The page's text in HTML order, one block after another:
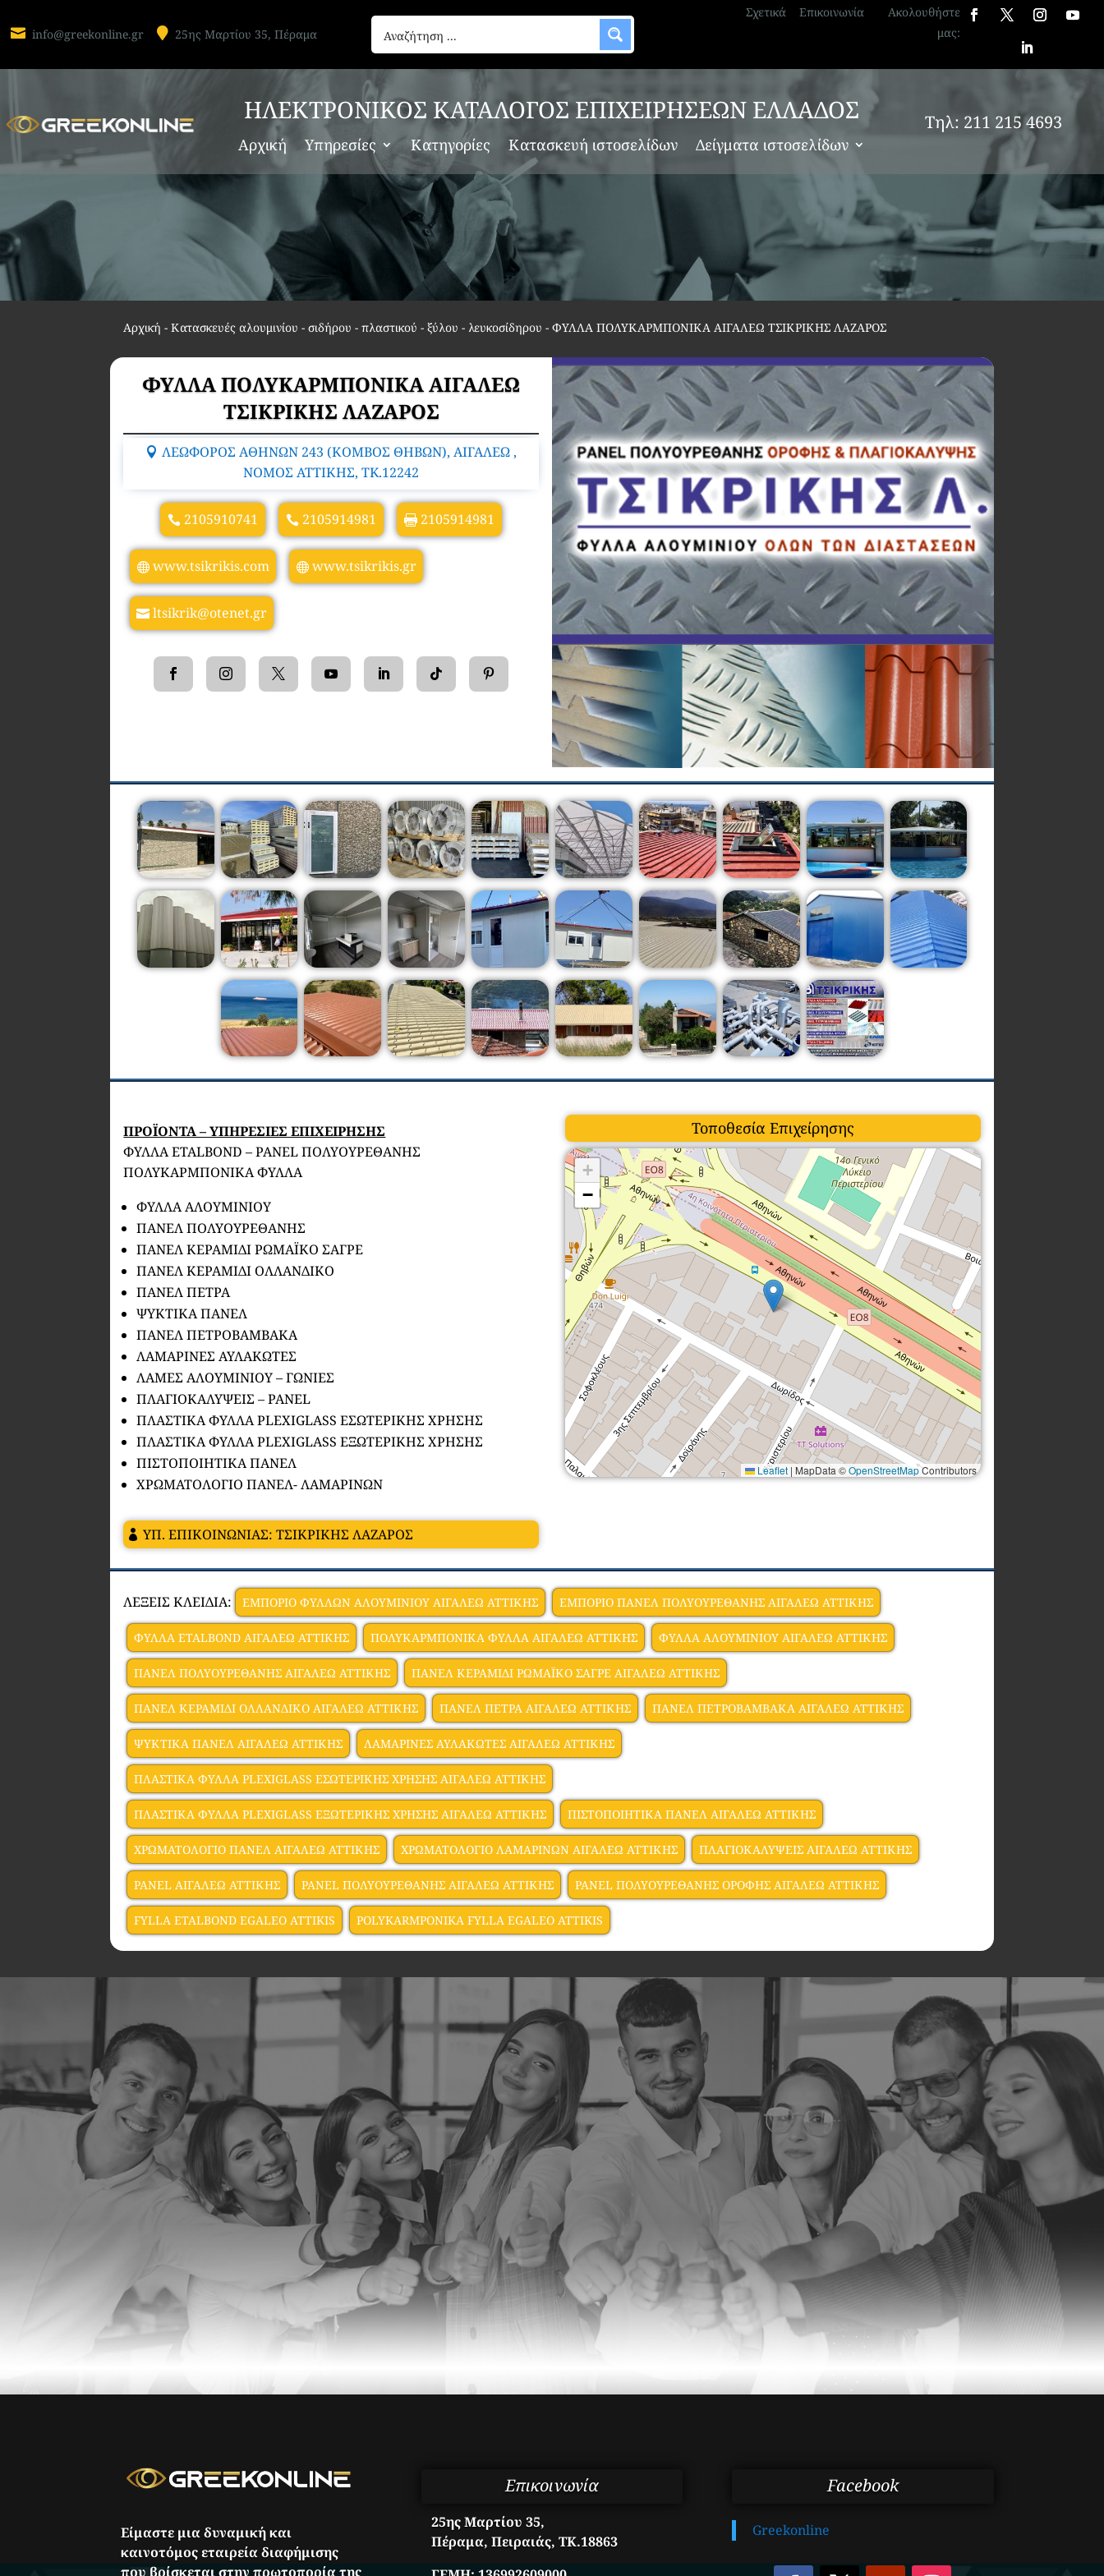
 info@greekonline.gr  25ης Μαρτίου 35, Πέραμα
Σχετικά Επικοινωνία
Ακολουθήστε
μας:
ΗΛΕΚΤΡΟΝΙΚΟΣ ΚΑΤΑΛΟΓΟΣ ΕΠΙΧΕΙΡΗΣΕΩΝ ΕΛΛΑΔΟΣ
Αρχική Υπηρεσίες Κατηγορίες Κατασκευή ιστοσελίδων Δείγματα ιστοσελίδων
Τηλ: 211 215 4693
Αρχική -Κατασκευές αλουμινίου - σιδήρου - πλαστικού - ξύλου - λευκοσίδηρου -ΦΥΛΛΑ ΠΟΛΥΚΑΡΜΠΟΝΙΚΑ ΑΙΓΑΛΕΩ ΤΣΙΚΡΙΚΗΣ ΛΑΖΑΡΟΣ
ΦΥΛΛΑ ΠΟΛΥΚΑΡΜΠΟΝΙΚΑ ΑΙΓΑΛΕΩ
ΤΣΙΚΡΙΚΗΣ ΛΑΖΑΡΟΣ
ΛΕΩΦΟΡΟΣ ΑΘΗΝΩΝ 243 (ΚΟΜΒΟΣ ΘΗΒΩΝ), ΑΙΓΑΛΕΩ ,
ΝΟΜΟΣ ΑΤΤΙΚΗΣ, TK.12242
2105910741 2105914981 2105914981
www.tsikrikis.com www.tsikrikis.gr
ltsikrik@otenet.gr
ΠΡΟΪΟΝΤΑ – ΥΠΗΡΕΣΙΕΣ ΕΠΙΧΕΙΡΗΣΗΣ
ΦΥΛΛΑ ETALBOND – PANEL ΠΟΛΥΟΥΡΕΘΑΝΗΣ
ΠΟΛΥΚΑΡΜΠΟΝΙΚΑ ΦΥΛΛΑ
ΦΥΛΛΑ ΑΛΟΥΜΙΝΙΟΥ
ΠΑΝΕΛ ΠΟΛΥΟΥΡΕΘΑΝΗΣ
ΠΑΝΕΛ ΚΕΡΑΜΙΔΙ ΡΩΜΑΪΚΟ ΣΑΓΡΕ
ΠΑΝΕΛ ΚΕΡΑΜΙΔΙ ΟΛΛΑΝΔΙΚΟ
ΠΑΝΕΛ ΠΕΤΡΑ
ΨΥΚΤΙΚΑ ΠΑΝΕΛ
ΠΑΝΕΛ ΠΕΤΡΟΒΑΜΒΑΚΑ
ΛΑΜΑΡΙΝΕΣ ΑΥΛΑΚΩΤΕΣ
ΛΑΜΕΣ ΑΛΟΥΜΙΝΙΟΥ – ΓΩΝΙΕΣ
ΠΛΑΓΙΟΚΑΛΥΨΕΙΣ – PANEL
ΠΛΑΣΤΙΚΑ ΦΥΛΛΑ PLEXIGLASS ΕΣΩΤΕΡΙΚΗΣ ΧΡΗΣΗΣ
ΠΛΑΣΤΙΚΑ ΦΥΛΛΑ PLEXIGLASS ΕΞΩΤΕΡΙΚΗΣ ΧΡΗΣΗΣ
ΠΙΣΤΟΠΟΙΗΤΙΚΑ ΠΑΝΕΛ
ΧΡΩΜΑΤΟΛΟΓΙΟ ΠΑΝΕΛ- ΛΑΜΑΡΙΝΩΝ
ΥΠ. ΕΠΙΚΟΙΝΩΝΙΑΣ: ΤΣΙΚΡΙΚΗΣ ΛΑΖΑΡΟΣ
Τοποθεσία Επιχείρησης
+
−
Leaflet | MapData ©OpenStreetMapContributors
ΛΕΞΕΙΣ ΚΛΕΙΔΙΑ: ΕΜΠΟΡΙΟ ΦΥΛΛΩΝ ΑΛΟΥΜΙΝΙΟΥ ΑΙΓΑΛΕΩ ΑΤΤΙΚΗΣ ΕΜΠΟΡΙΟ ΠΑΝΕΛ ΠΟΛΥΟΥΡΕΘΑΝΗΣ ΑΙΓΑΛΕΩ ΑΤΤΙΚΗΣ
ΦΥΛΛΑ ETALBOND ΑΙΓΑΛΕΩ ΑΤΤΙΚΗΣ ΠΟΛΥΚΑΡΜΠΟΝΙΚΑ ΦΥΛΛΑ ΑΙΓΑΛΕΩ ΑΤΤΙΚΗΣ ΦΥΛΛΑ ΑΛΟΥΜΙΝΙΟΥ ΑΙΓΑΛΕΩ ΑΤΤΙΚΗΣ
ΠΑΝΕΛ ΠΟΛΥΟΥΡΕΘΑΝΗΣ ΑΙΓΑΛΕΩ ΑΤΤΙΚΗΣ ΠΑΝΕΛ ΚΕΡΑΜΙΔΙ ΡΩΜΑΪΚΟ ΣΑΓΡΕ ΑΙΓΑΛΕΩ ΑΤΤΙΚΗΣ
ΠΑΝΕΛ ΚΕΡΑΜΙΔΙ ΟΛΛΑΝΔΙΚΟ ΑΙΓΑΛΕΩ ΑΤΤΙΚΗΣ ΠΑΝΕΛ ΠΕΤΡΑ ΑΙΓΑΛΕΩ ΑΤΤΙΚΗΣ ΠΑΝΕΛ ΠΕΤΡΟΒΑΜΒΑΚΑ ΑΙΓΑΛΕΩ ΑΤΤΙΚΗΣ
ΨΥΚΤΙΚΑ ΠΑΝΕΛ ΑΙΓΑΛΕΩ ΑΤΤΙΚΗΣ ΛΑΜΑΡΙΝΕΣ ΑΥΛΑΚΩΤΕΣ ΑΙΓΑΛΕΩ ΑΤΤΙΚΗΣ
ΠΛΑΣΤΙΚΑ ΦΥΛΛΑ PLEXIGLASS ΕΣΩΤΕΡΙΚΗΣ ΧΡΗΣΗΣ ΑΙΓΑΛΕΩ ΑΤΤΙΚΗΣ
ΠΛΑΣΤΙΚΑ ΦΥΛΛΑ PLEXIGLASS ΕΞΩΤΕΡΙΚΗΣ ΧΡΗΣΗΣ ΑΙΓΑΛΕΩ ΑΤΤΙΚΗΣ ΠΙΣΤΟΠΟΙΗΤΙΚΑ ΠΑΝΕΛ ΑΙΓΑΛΕΩ ΑΤΤΙΚΗΣ
ΧΡΩΜΑΤΟΛΟΓΙΟ ΠΑΝΕΛ ΑΙΓΑΛΕΩ ΑΤΤΙΚΗΣ ΧΡΩΜΑΤΟΛΟΓΙΟ ΛΑΜΑΡΙΝΩΝ ΑΙΓΑΛΕΩ ΑΤΤΙΚΗΣ ΠΛΑΓΙΟΚΑΛΥΨΕΙΣ ΑΙΓΑΛΕΩ ΑΤΤΙΚΗΣ
PANEL ΑΙΓΑΛΕΩ ΑΤΤΙΚΗΣ PANEL ΠΟΛΥΟΥΡΕΘΑΝΗΣ ΑΙΓΑΛΕΩ ΑΤΤΙΚΗΣ PANEL ΠΟΛΥΟΥΡΕΘΑΝΗΣ ΟΡΟΦΗΣ ΑΙΓΑΛΕΩ ΑΤΤΙΚΗΣ
FYLLA ETALBOND EGALEO ATTIKIS POLYKARMPONIKA FYLLA EGALEO ATTIKIS
Είμαστε μια δυναμική και
καινοτόμος εταιρεία διαφήμισης
που βρίσκεται στην πρωτοπορία της
Επικοινωνία
25ης Μαρτίου 35,
Πέραμα, Πειραιάς, ΤΚ.18863
Facebook
Greekonline